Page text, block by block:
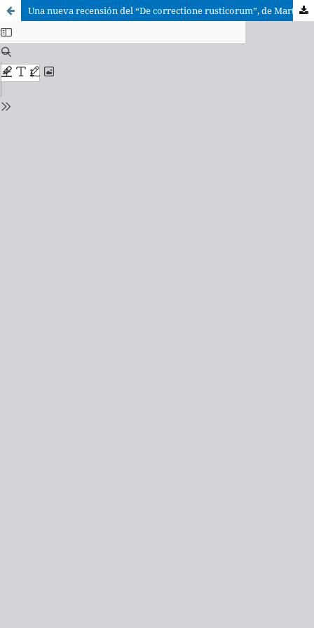
Una nueva recensión del “De correctione rusticorum”, de Martín de Braga